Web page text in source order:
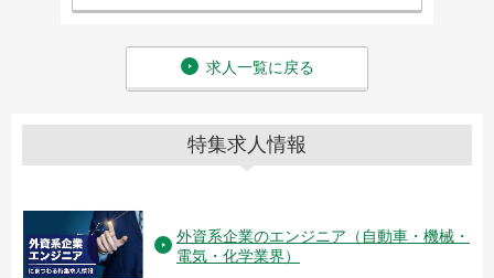
求人一覧に戻る
特集求人情報
外資系企業のエンジニア（自動車・機械・
電気・化学業界）